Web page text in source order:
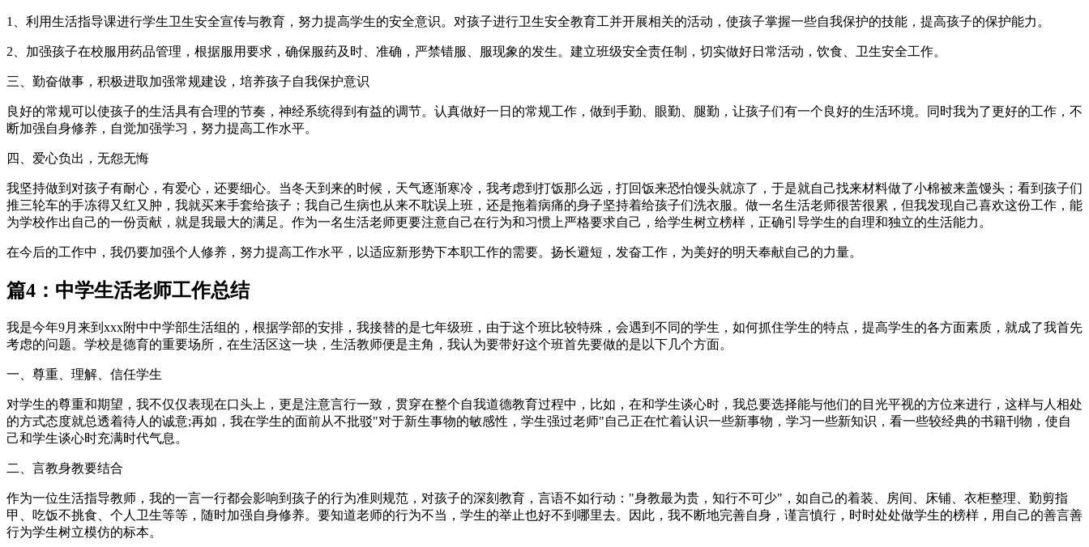
1、利用生活指导课进行学生卫生安全宣传与教育，努力提高学生的安全意识。对孩子进行卫生安全教育工并开展相关的活动，使孩子掌握一些自我保护的技能，提高孩子的保护能力。
2、加强孩子在校服用药品管理，根据服用要求，确保服药及时、准确，严禁错服、服现象的发生。建立班级安全责任制，切实做好日常活动，饮食、卫生安全工作。
三、勤奋做事，积极进取加强常规建设，培养孩子自我保护意识
良好的常规可以使孩子的生活具有合理的节奏，神经系统得到有益的调节。认真做好一日的常规工作，做到手勤、眼勤、腿勤，让孩子们有一个良好的生活环境。同时我为了更好的工作，不
断加强自身修养，自觉加强学习，努力提高工作水平。
四、爱心负出，无怨无悔
我坚持做到对孩子有耐心，有爱心，还要细心。当冬天到来的时候，天气逐渐寒冷，我考虑到打饭那么远，打回饭来恐怕馒头就凉了，于是就自己找来材料做了小棉被来盖馒头；看到孩子们
推三轮车的手冻得又红又肿，我就买来手套给孩子；我自己生病也从来不耽误上班，还是拖着病痛的身子坚持着给孩子们洗衣服。做一名生活老师很苦很累，但我发现自己喜欢这份工作，能
为学校作出自己的一份贡献，就是我最大的满足。作为一名生活老师更要注意自己在行为和习惯上严格要求自己，给学生树立榜样，正确引导学生的自理和独立的生活能力。
在今后的工作中，我仍要加强个人修养，努力提高工作水平，以适应新形势下本职工作的需要。扬长避短，发奋工作，为美好的明天奉献自己的力量。
篇4：中学生活老师工作总结
我是今年9月来到xxx附中中学部生活组的，根据学部的安排，我接替的是七年级班，由于这个班比较特殊，会遇到不同的学生，如何抓住学生的特点，提高学生的各方面素质，就成了我首先
考虑的问题。学校是德育的重要场所，在生活区这一块，生活教师便是主角，我认为要带好这个班首先要做的是以下几个方面。
一、尊重、理解、信任学生
对学生的尊重和期望，我不仅仅表现在口头上，更是注意言行一致，贯穿在整个自我道德教育过程中，比如，在和学生谈心时，我总要选择能与他们的目光平视的方位来进行，这样与人相处
的方式态度就总透着待人的诚意;再如，我在学生的面前从不批驳"对于新生事物的敏感性，学生强过老师"自己正在忙着认识一些新事物，学习一些新知识，看一些较经典的书籍刊物，使自
己和学生谈心时充满时代气息。
二、言教身教要结合
作为一位生活指导教师，我的一言一行都会影响到孩子的行为准则规范，对孩子的深刻教育，言语不如行动："身教最为贵，知行不可少"，如自己的着装、房间、床铺、衣柜整理、勤剪指
甲、吃饭不挑食、个人卫生等等，随时加强自身修养。要知道老师的行为不当，学生的举止也好不到哪里去。因此，我不断地完善自身，谨言慎行，时时处处做学生的榜样，用自己的善言善
行为学生树立模仿的标本。